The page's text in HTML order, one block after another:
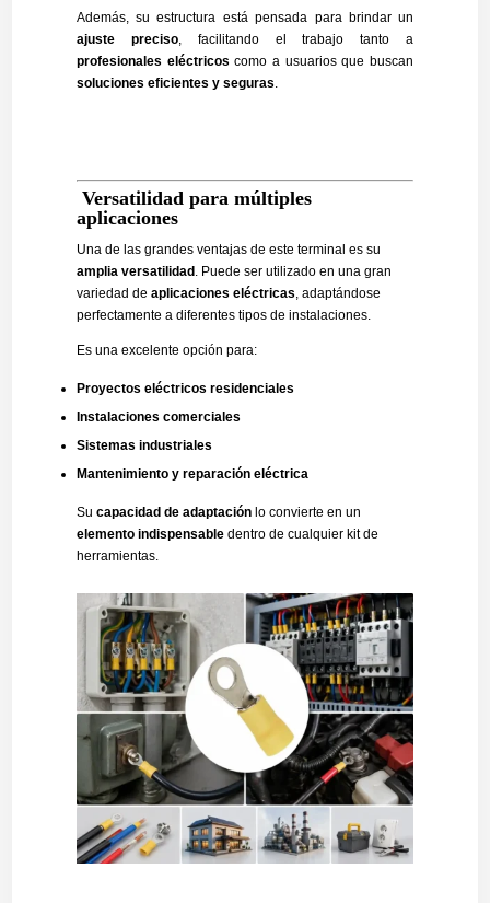
Además, su estructura está pensada para brindar un
ajuste preciso, facilitando el trabajo tanto a
profesionales eléctricos como a usuarios que buscan
soluciones eficientes y seguras.
Versatilidad para múltiples
aplicaciones
Una de las grandes ventajas de este terminal es su
amplia versatilidad . Puede ser utilizado en una gran
variedad de aplicaciones eléctricas, adaptándose
perfectamente a diferentes tipos de instalaciones.
Es una excelente opción para:
Proyectos eléctricos residenciales
Instalaciones comerciales
Sistemas industriales
Mantenimiento y reparación eléctrica
Su capacidad de adaptaciónlo convierte en un
elemento indispensabledentro de cualquier kit de
herramientas.